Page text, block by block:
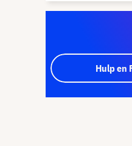
Hulp en